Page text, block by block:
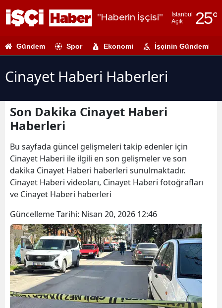
"Haberin İşçisi"
İstanbul
Açık
25°
Adıyaman
Antalya
Artvin
Bilecik
Bingöl
Bitlis
Bolu
Gündem Spor Ekonomi İşçinin Gündemi
Cinayet Haberi Haberleri
Son Dakika Cinayet Haberi
Haberleri
Bu sayfada güncel gelişmeleri takip edenler için
Cinayet Haberi ile ilgili en son gelişmeler ve son
dakika Cinayet Haberi haberleri sunulmaktadır.
Cinayet Haberi videoları, Cinayet Haberi fotoğrafları
ve Cinayet Haberi haberleri
Güncelleme Tarihi: Nisan 20, 2026 12:46